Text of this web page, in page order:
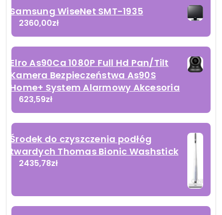
Samsung WiseNet SMT-1935
2360,00zł
Elro As90Ca 1080P Full Hd Pan/Tilt
Kamera Bezpieczeństwa As90S
Home+ System Alarmowy Akcesoria
623,59zł
Środek do czyszczenia podłóg
twardych Thomas Bionic Washstick
2435,78zł